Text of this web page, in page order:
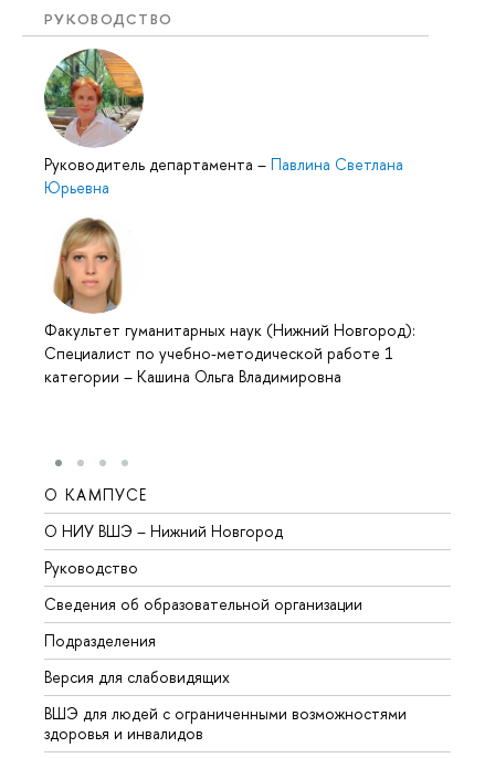
РУКОВОДСТВО
Руководитель департамента – Павлина Светлана
Юрьевна
Факультет гуманитарных наук (Нижний Новгород):
Специалист по учебно-методической работе 1
категории – Кашина Ольга Владимировна
О КАМПУСЕ
О НИУ ВШЭ – Нижний Новгород
Руководство
Сведения об образовательной организации
Подразделения
Версия для слабовидящих
ВШЭ для людей с ограниченными возможностями
здоровья и инвалидов